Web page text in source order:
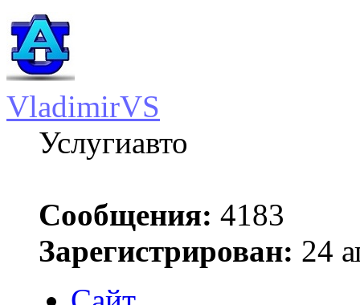
VladimirVS
Услугиавто
Сообщения: 4183
Зарегистрирован: 24